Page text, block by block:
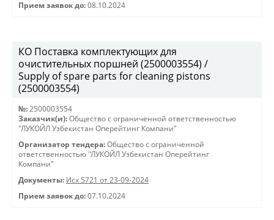
Прием заявок до: 08.10.2024
КО Поставка комплектующих для
очистительных поршней (2500003554) /
Supply of spare parts for cleaning pistons
(2500003554)
№: 2500003554
Заказчик(и): Общество с ограниченной ответственностью
"ЛУКОЙЛ Узбекистан Оперейтинг Компани"
Организатор тендера: Общество с ограниченной
ответственностью "ЛУКОЙЛ Узбекистан Оперейтинг
Компани"
Документы: Исх 5721 от 23-09-2024
Прием заявок до: 07.10.2024